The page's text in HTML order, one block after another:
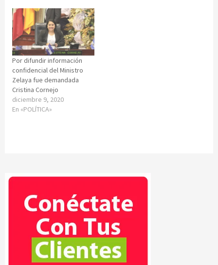
Por difundir información
confidencial del Ministro
Zelaya fue demandada
Cristina Cornejo
diciembre 9, 2020
En «POLÍTICA»